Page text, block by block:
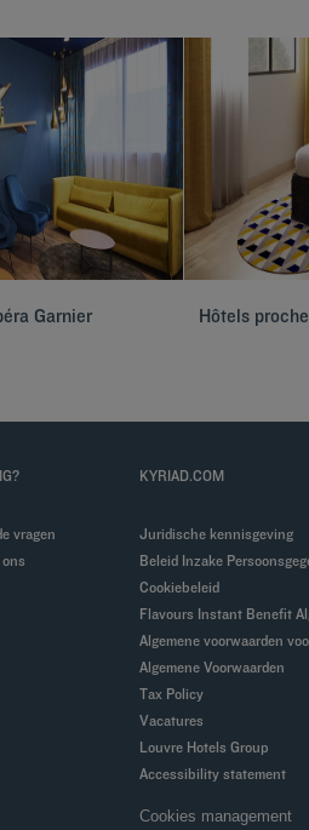
Garnier Hôtels
vragen
ons
KYRIAD.COM
Juridische kennisgeving
Beleid Inzake
Cookiebeleid
Flavours Instant Benefit
Algemene voorwaarden
Algemene Voorwaarden
Tax Policy
Vacatures
Louvre Hotels Group
Accessibility statement
Cookies management